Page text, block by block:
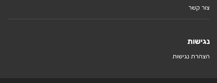
צור קשר
נגישות
הצהרת נגישות